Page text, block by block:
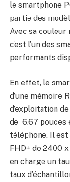
le smartphone
partie des
Avec sa couleur
c’est l’un des
performants
En effet, le
d’une mémoire
d’exploitation
de 6.67 pouces
téléphone. Il est
FHD+ de 2400
en charge un
taux